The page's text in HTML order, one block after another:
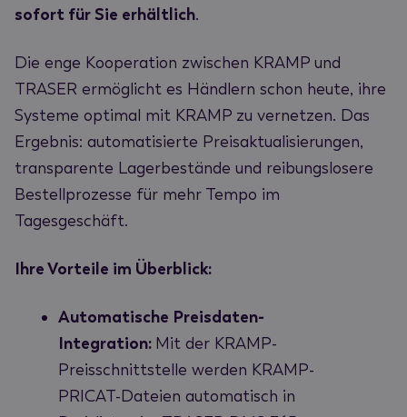
sofort für Sie erhältlich.
Die enge Kooperation zwischen KRAMP und
TRASER ermöglicht es Händlern schon heute, ihre
Systeme optimal mit KRAMP zu vernetzen. Das
Ergebnis: automatisierte Preisaktualisierungen,
transparente Lagerbestände und reibungslosere
Bestellprozesse für mehr Tempo im
Tagesgeschäft.
Ihre Vorteile im Überblick:
Automatische Preisdaten-
Integration: Mit der KRAMP-
Preisschnittstelle werden KRAMP-
PRICAT-Dateien automatisch in